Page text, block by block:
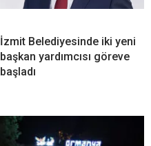
İzmit Belediyesinde iki yeni
başkan yardımcısı göreve
başladı